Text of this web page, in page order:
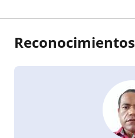
Reconocimientos